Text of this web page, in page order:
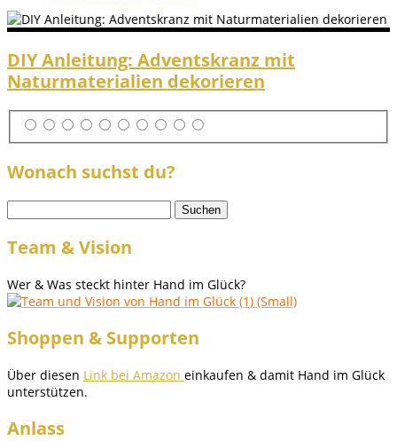
DIY Anleitung: Adventskranz mit
Naturmaterialien dekorieren
Wonach suchst du?
nach:
Team & Vision
Wer & Was steckt hinter Hand im Glück?
Shoppen & Supporten
Über diesen Link bei Amazon einkaufen & damit Hand im Glück
unterstützen.
Anlass